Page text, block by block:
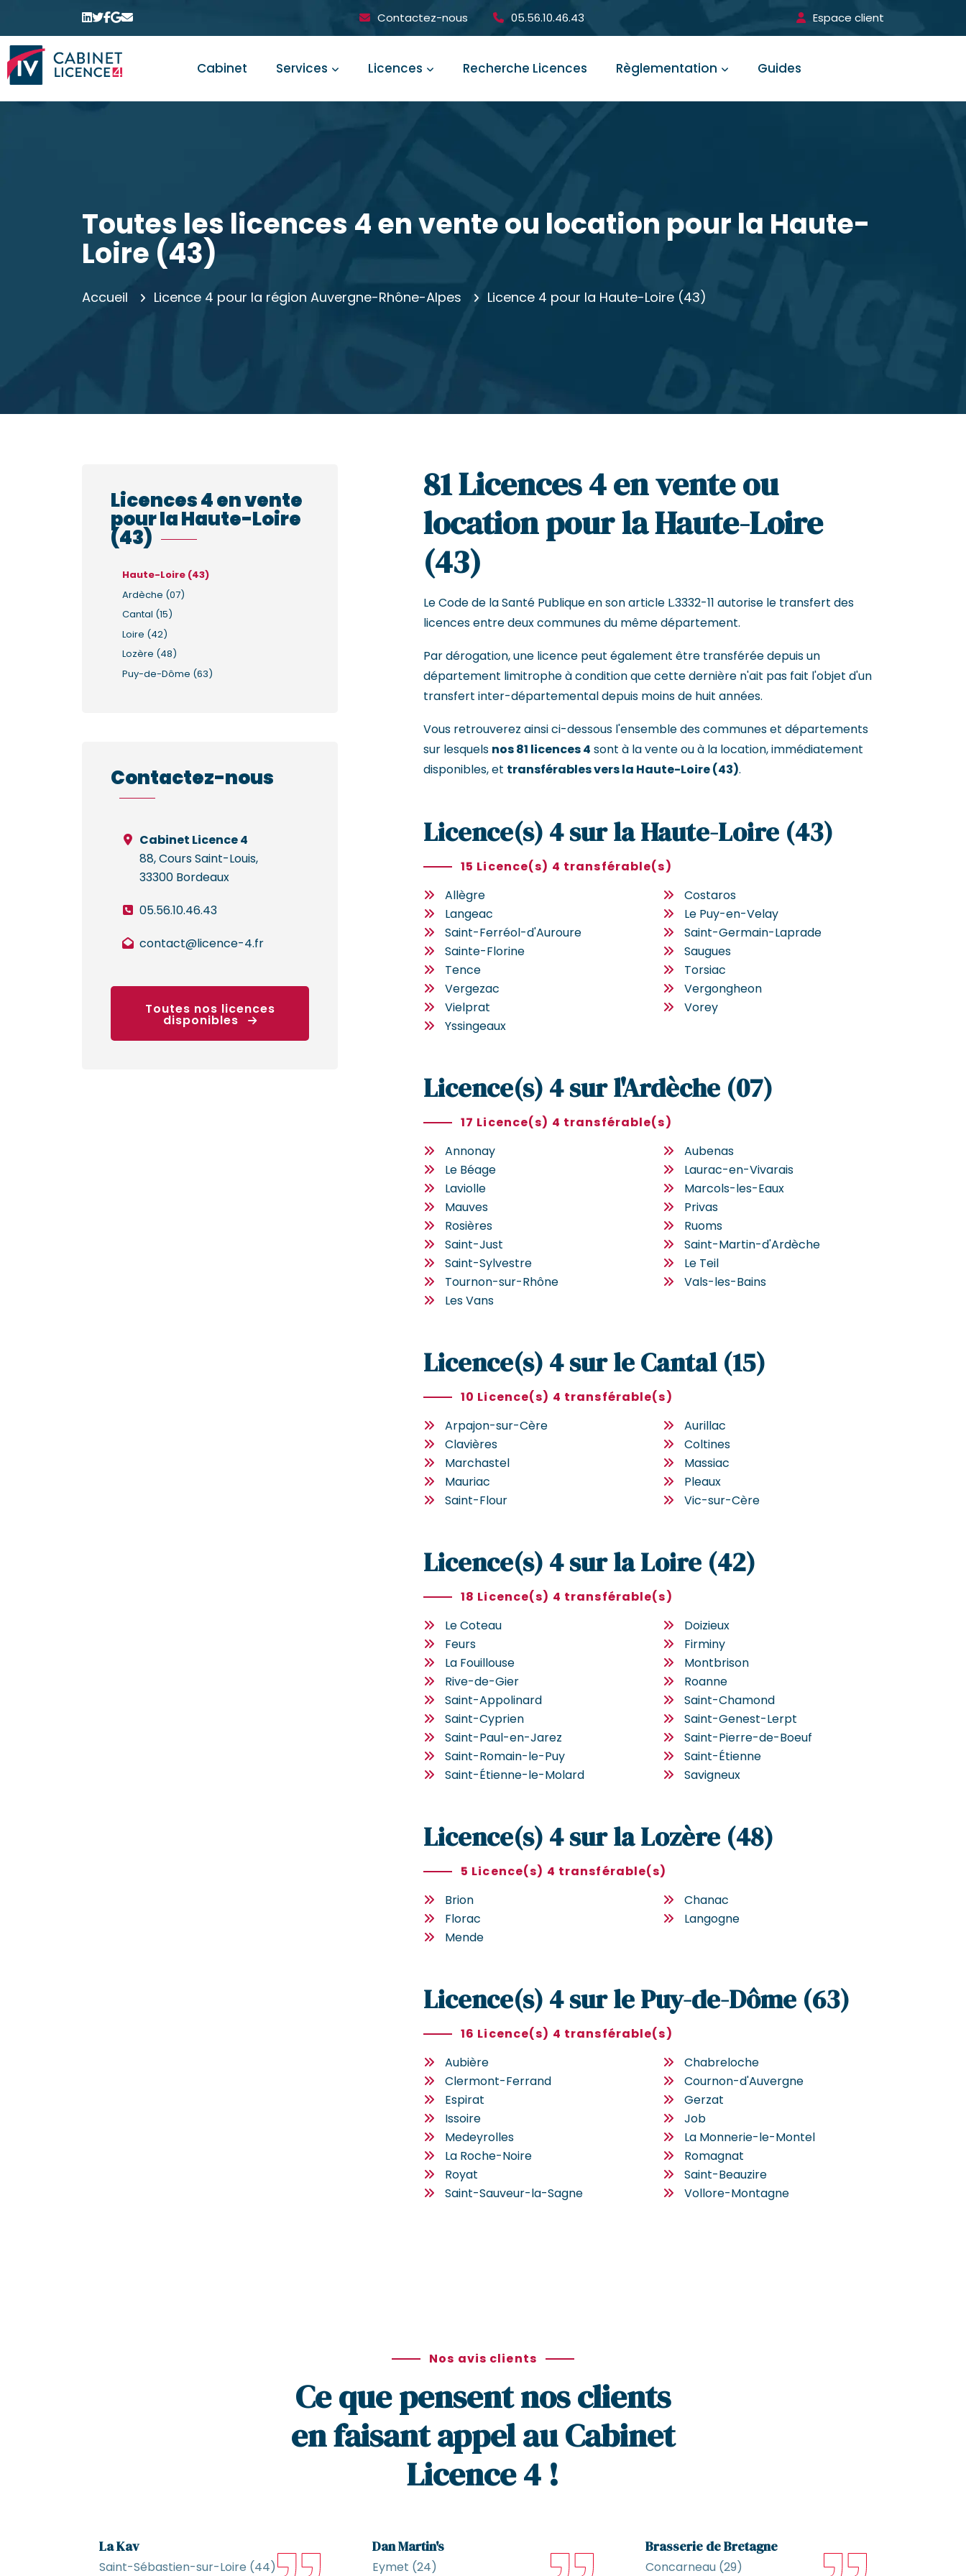
Contactez-nous 05.56.10.46.43 Espace client
Cabinet Services Licences Recherche Licences Règlementation Guides
Toutes les licences 4 en vente ou location pour la Haute-
Loire (43)
Accueil Licence 4 pour la région Auvergne-Rhône-Alpes Licence 4 pour la Haute-Loire (43)
Licences 4 en vente
pour la Haute-Loire
(43)
Haute-Loire (43)
Ardèche (07)
Cantal (15)
Loire (42)
Lozère (48)
Puy-de-Dôme (63)
Contactez-nous
Cabinet Licence 4
88, Cours Saint-Louis,
33300 Bordeaux
05.56.10.46.43
contact@licence-4.fr
Toutes nos licences
disponibles
81 Licences 4 en vente ou
location pour la Haute-Loire
(43)
Le Code de la Santé Publique en son article L.3332-11 autorise le transfert des
licences entre deux communes du même département.
Par dérogation, une licence peut également être transférée depuis un
département limitrophe à condition que cette dernière n'ait pas fait l'objet d'un
transfert inter-départemental depuis moins de huit années.
Vous retrouverez ainsi ci-dessous l'ensemble des communes et départements
sur lesquels nos 81 licences 4 sont à la vente ou à la location, immédiatement
disponibles, et transférables vers la Haute-Loire (43).
Licence(s) 4 sur la Haute-Loire (43)
15 Licence(s) 4 transférable(s)
Allègre
Costaros
Langeac
Le Puy-en-Velay
Saint-Ferréol-d'Auroure
Saint-Germain-Laprade
Sainte-Florine
Saugues
Tence
Torsiac
Vergezac
Vergongheon
Vielprat
Vorey
Yssingeaux
Licence(s) 4 sur l'Ardèche (07)
17 Licence(s) 4 transférable(s)
Annonay
Aubenas
Le Béage
Laurac-en-Vivarais
Laviolle
Marcols-les-Eaux
Mauves
Privas
Rosières
Ruoms
Saint-Just
Saint-Martin-d'Ardèche
Saint-Sylvestre
Le Teil
Tournon-sur-Rhône
Vals-les-Bains
Les Vans
Licence(s) 4 sur le Cantal (15)
10 Licence(s) 4 transférable(s)
Arpajon-sur-Cère
Aurillac
Clavières
Coltines
Marchastel
Massiac
Mauriac
Pleaux
Saint-Flour
Vic-sur-Cère
Licence(s) 4 sur la Loire (42)
18 Licence(s) 4 transférable(s)
Le Coteau
Doizieux
Feurs
Firminy
La Fouillouse
Montbrison
Rive-de-Gier
Roanne
Saint-Appolinard
Saint-Chamond
Saint-Cyprien
Saint-Genest-Lerpt
Saint-Paul-en-Jarez
Saint-Pierre-de-Boeuf
Saint-Romain-le-Puy
Saint-Étienne
Saint-Étienne-le-Molard
Savigneux
Licence(s) 4 sur la Lozère (48)
5 Licence(s) 4 transférable(s)
Brion
Chanac
Florac
Langogne
Mende
Licence(s) 4 sur le Puy-de-Dôme (63)
16 Licence(s) 4 transférable(s)
Aubière
Chabreloche
Clermont-Ferrand
Cournon-d'Auvergne
Espirat
Gerzat
Issoire
Job
Medeyrolles
La Monnerie-le-Montel
La Roche-Noire
Romagnat
Royat
Saint-Beauzire
Saint-Sauveur-la-Sagne
Vollore-Montagne
Nos avis clients
Ce que pensent nos clients
en faisant appel au Cabinet
Licence 4 !
La Kav
Saint-Sébastien-sur-Loire (44)
Dan Martin's
Eymet (24)
Brasserie de Bretagne
Concarneau (29)